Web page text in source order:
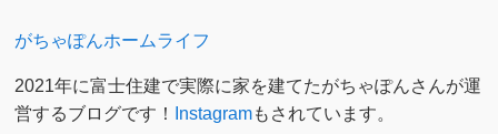
がちゃぽんホームライフ
2021年に富士住建で実際に家を建てたがちゃぽんさんが運
営するブログです！ Instagramもされています。